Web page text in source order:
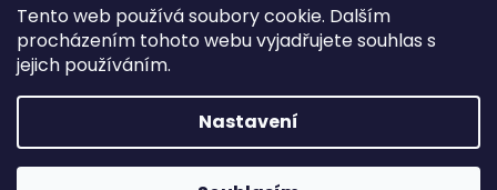
Tento web používá soubory cookie. Dalším
procházením tohoto webu vyjadřujete souhlas s
jejich používáním.
Nastavení
Discogs Profile Facebook výběr z hroznů
Top prodejce mincí Aukro
Vytvořil Shoptet
Copyright 2026W Records - osvědčený prodejce
bazarových LP, MC, CD, komiksů atd.. Všechna práva